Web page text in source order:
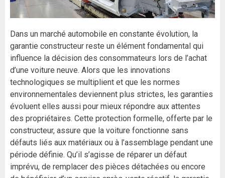
Dans un marché automobile en constante évolution, la
garantie constructeur reste un élément fondamental qui
influence la décision des consommateurs lors de l’achat
d’une voiture neuve. Alors que les innovations
technologiques se multiplient et que les normes
environnementales deviennent plus strictes, les garanties
évoluent elles aussi pour mieux répondre aux attentes
des propriétaires. Cette protection formelle, offerte par le
constructeur, assure que la voiture fonctionne sans
défauts liés aux matériaux ou à l’assemblage pendant une
période définie. Qu’il s’agisse de réparer un défaut
imprévu, de remplacer des pièces détachées ou encore